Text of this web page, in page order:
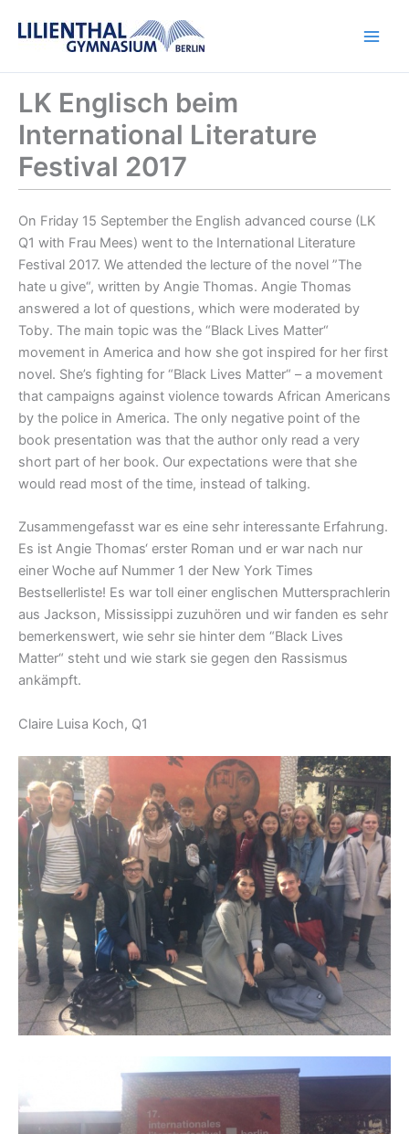
Inhalt
LK Englisch beim
International Literature
Festival 2017
On Friday 15 September the English advanced course (LK
Q1 with Frau Mees) went to the International Literature
Festival 2017. We attended the lecture of the novel ”The
hate u give“, written by Angie Thomas. Angie Thomas
answered a lot of questions, which were moderated by
Toby. The main topic was the “Black Lives Matter“
movement in America and how she got inspired for her first
novel. She’s fighting for “Black Lives Matter“ – a movement
that campaigns against violence towards African Americans
by the police in America. The only negative point of the
book presentation was that the author only read a very
short part of her book. Our expectations were that she
would read most of the time, instead of talking.
Zusammengefasst war es eine sehr interessante Erfahrung.
Es ist Angie Thomas‘ erster Roman und er war nach nur
einer Woche auf Nummer 1 der New York Times
Bestsellerliste! Es war toll einer englischen Muttersprachlerin
aus Jackson, Mississippi zuzuhören und wir fanden es sehr
bemerkenswert, wie sehr sie hinter dem “Black Lives
Matter“ steht und wie stark sie gegen den Rassismus
ankämpft.
Claire Luisa Koch, Q1